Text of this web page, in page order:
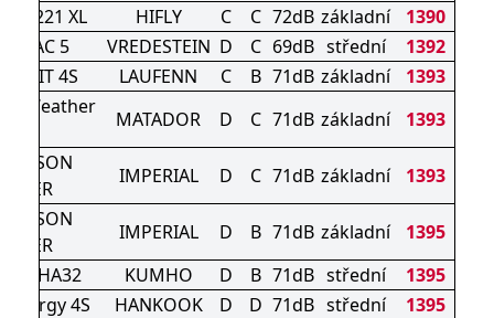
221 XL
HIFLY C C 72dB základní
1390
5
VREDESTEIN D C 69dB střední
1392
G FIT 4S
LAUFENN C B 71dB základní
1393
Weather
MATADOR D C 71dB základní
1393
SEASON
IMPERIAL D C 71dB základní
1393
SEASON
IMPERIAL D B 71dB základní
1395
4S HA32
KUMHO D B 71dB střední
1395
4S
HANKOOK D D 71dB střední
1395